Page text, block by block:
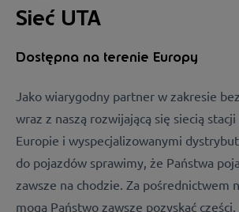
Sieć UTA
Dostępna na terenie Europy
Jako wiarygodny partner w zakresie
wraz z naszą rozwijającą się siecią stacji
Europie i wyspecjalizowanymi
do pojazdów sprawimy, że Państwa
zawsze na chodzie. Za pośrednictwem
mogą Państwo zawsze pozyskać